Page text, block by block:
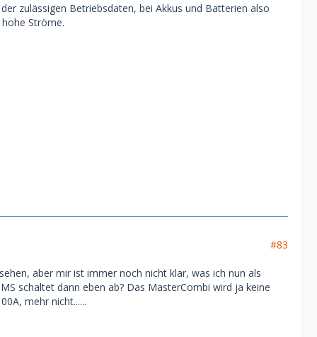
zulässigen Betriebsdaten, bei Akkus und Batterien also
Ströme.
#83
aber mir ist immer noch nicht klar, was ich nun als
schaltet dann eben ab? Das MasterCombi wird ja keine
mehr nicht......